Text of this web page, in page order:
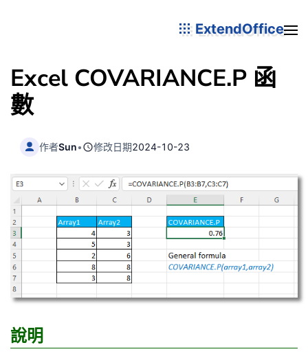
ExtendOffice
Excel COVARIANCE.P 函
數
作者Sun• 修改日期2024-10-23
說明